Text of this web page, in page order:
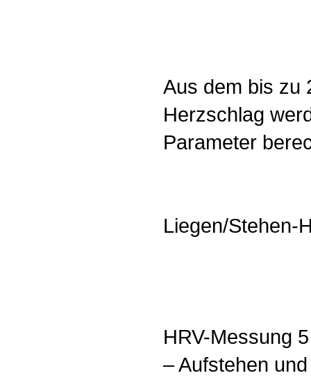
Aus dem bis zu
Herzschlag
Parameter
Liegen/Stehen-
HRV-Messung
– Aufstehen